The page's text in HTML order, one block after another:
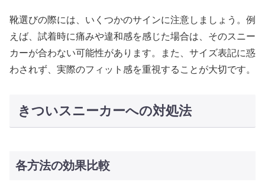
靴選びの際には、いくつかのサインに注意しましょう。例
えば、試着時に痛みや違和感を感じた場合は、そのスニー
カーが合わない可能性があります。また、サイズ表記に惑
わされず、実際のフィット感を重視することが大切です。
きついスニーカーへの対処法
各方法の効果比較